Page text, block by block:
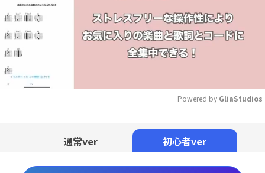
Powered by GliaStudios
通常ver 初心者ver